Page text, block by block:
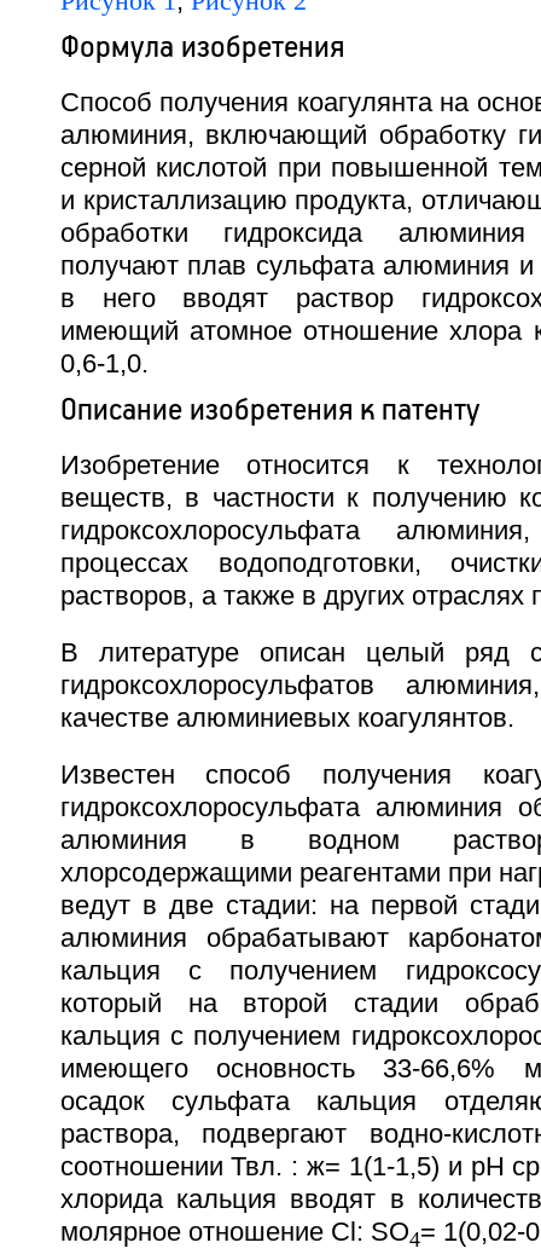
Формула изобретения
Способ получения коагулянта на
алюминия, включающий обработку
серной кислотой при повышенной
и кристаллизацию продукта,
обработки гидроксида
получают плав сульфата алюминия
в него вводят раствор
имеющий атомное отношение хлора
0,6-1,0.
Описание изобретения к патенту
Изобретение относится к
веществ, в частности к получению
гидроксохлоросульфата
процессах водоподготовки,
растворов, а также в других
В литературе описан целый ряд
гидроксохлоросульфатов
качестве алюминиевых коагулянтов.
Известен способ получения
гидроксохлоросульфата алюминия
алюминия в водном
хлорсодержащими реагентами при
ведут в две стадии: на первой
алюминия обрабатывают
кальция с получением
который на второй стадии
кальция с получением
имеющего основность 33-66,6%
осадок сульфата кальция
раствора, подвергают водно-
соотношении Твл. : ж= 1(1-1,5) и рН
хлорида кальция вводят в
молярное отношение Cl: SO4= 1(0,02-